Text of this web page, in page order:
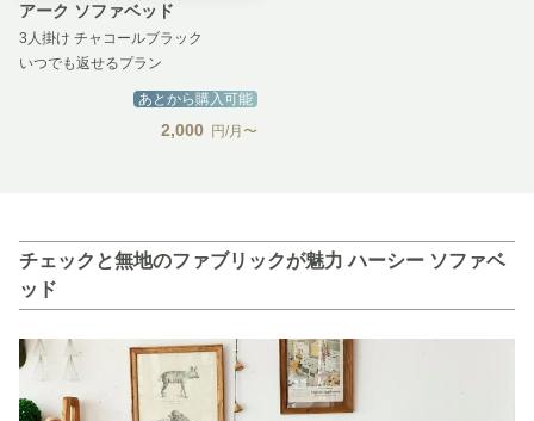
アーク ソファベッド
3人掛け チャコールブラック
いつでも返せるプラン
あとから購入可能
2,000 円/月〜
チェックと無地のファブリックが魅力 ハーシー ソファベ
ッド